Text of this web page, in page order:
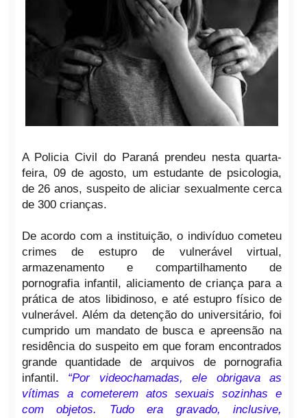
A Policia Civil do Paraná prendeu nesta quarta-
feira, 09 de agosto, um estudante de psicologia,
de 26 anos, suspeito de aliciar sexualmente cerca
de 300 crianças.
De acordo com a instituição, o indivíduo cometeu
crimes de estupro de vulnerável virtual,
armazenamento e compartilhamento de
pornografia infantil, aliciamento de criança para a
prática de atos libidinoso, e até estupro físico de
vulnerável. Além da detenção do universitário, foi
cumprido um mandato de busca e apreensão na
residência do suspeito em que foram encontrados
grande quantidade de arquivos de pornografia
infantil. “Por videochamadas, ele obrigava as
vítimas a cometerem atos sexuais sozinhas e
com objetos. Tudo era gravado, inclusive,